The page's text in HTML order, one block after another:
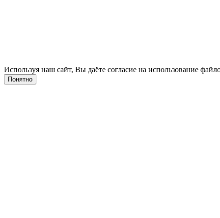
Используя наш сайт, Вы даёте согласие на использование
Понятно